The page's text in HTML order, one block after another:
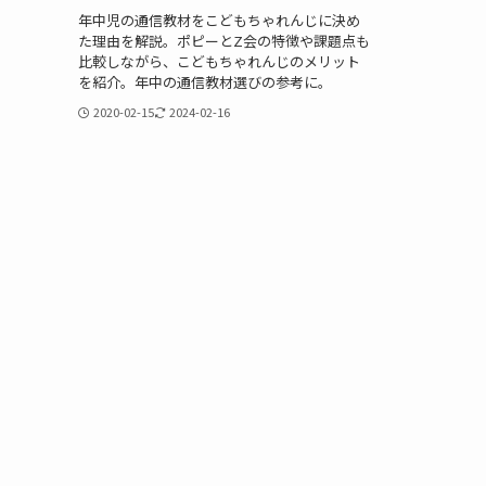
年中児の通信教材をこどもちゃれんじに決め
た理由を解説。ポピーとZ会の特徴や課題点も
比較しながら、こどもちゃれんじのメリット
を紹介。年中の通信教材選びの参考に。
2020-02-15 2024-02-16